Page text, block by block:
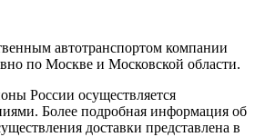
автотранспортом компании
по Москве и Московской области.
России осуществляется
Более подробная информация об
доставки представлена в